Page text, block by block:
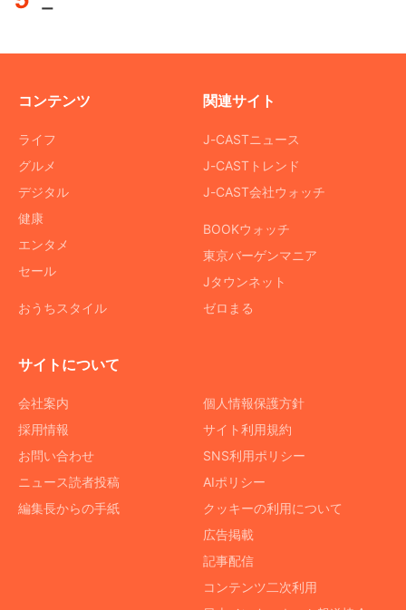
ー
コンテンツ
ライフ
グルメ
デジタル
健康
エンタメ
セール
おうちスタイル
関連サイト
J-CASTニュース
J-CASTトレンド
J-CAST会社ウォッチ
BOOKウォッチ
東京バーゲンマニア
Jタウンネット
ゼロまる
サイトについて
会社案内
採用情報
お問い合わせ
ニュース読者投稿
編集長からの手紙
個人情報保護方針
サイト利用規約
SNS利用ポリシー
AIポリシー
クッキーの利用について
広告掲載
記事配信
コンテンツ二次利用